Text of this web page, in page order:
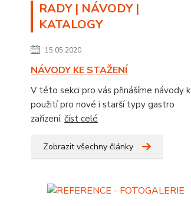
RADY | NÁVODY |
KATALOGY
15.05.2020
NÁVODY KE STAŽENÍ
V této sekci pro vás přinášíme návody k
použití pro nové i starší typy gastro
zařízení. číst celé
Zobrazit všechny články